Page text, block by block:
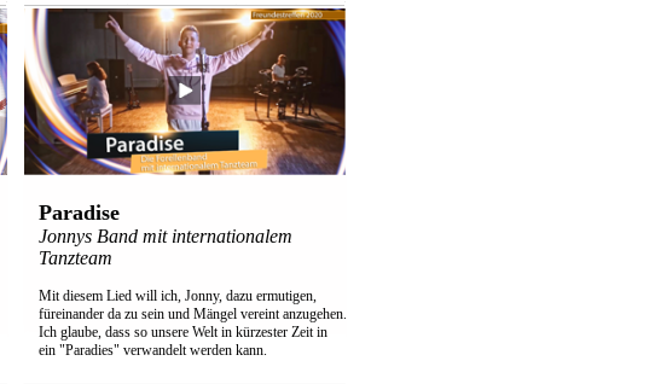
Paradise
Jonnys Band mit internationalem
Tanzteam
Mit diesem Lied will ich, Jonny, dazu ermutigen,
füreinander da zu sein und Mängel vereint anzugehen.
Ich glaube, dass so unsere Welt in kürzester Zeit in
ein "Paradies" verwandelt werden kann.